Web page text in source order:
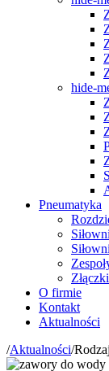
hide-
Pneumatyka
O firmie
Kontakt
Aktualności
/Aktualności/